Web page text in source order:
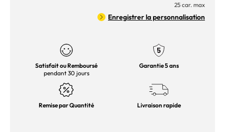
25 car. max
Enregistrer la personnalisation
Satisfait ou Remboursé
pendant 30 jours
Garantie 5 ans
Remise par Quantité Livraison rapide